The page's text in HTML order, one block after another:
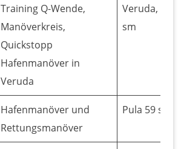
Training Q-Wende,
Manöverkreis,
Quickstopp
Hafenmanöver in
Veruda
Veruda, 46
sm
Hafenmanöver und
Rettungsmanöver
Pula 59 sm